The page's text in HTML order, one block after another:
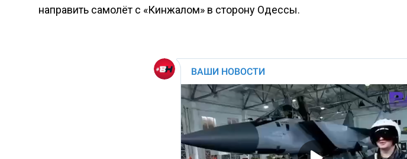
направить самолёт с «Кинжалом» в сторону Одессы.